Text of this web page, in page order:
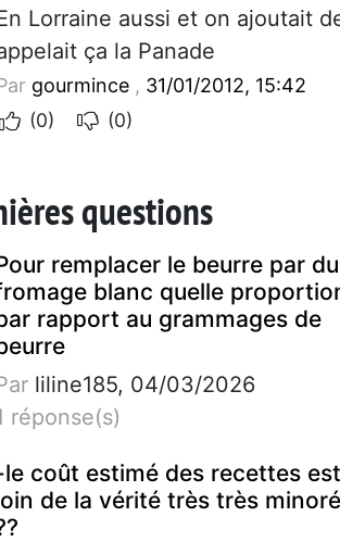
Lorraine aussi et on ajoutait
ça la Panade
gourmince , 31/01/2012, 15:42
(0)
(0)
questions
remplacer le beurre par du
blanc quelle
rapport au grammages de
liline185, 04/03/2026
réponse(s)
coût estimé des recettes est
de la vérité très très